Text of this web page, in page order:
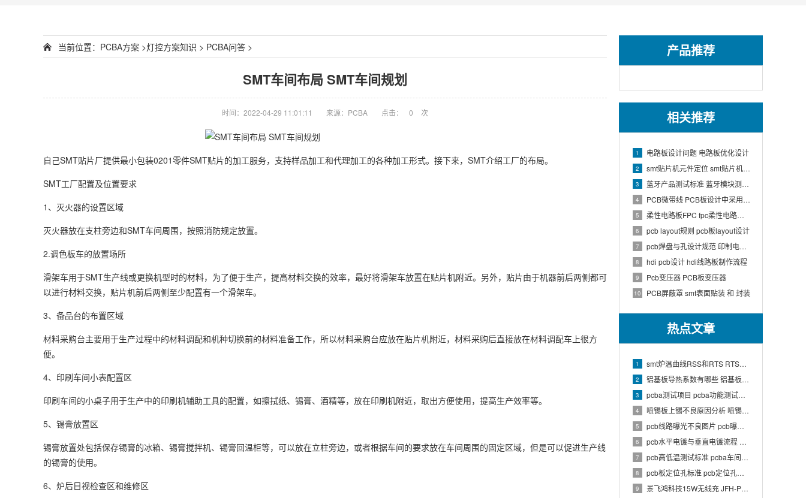
产品推荐
相关推荐
1 电路板设计问题 电路板优化设计
2 smt贴片机元件定位 smt贴片机结构
3 蓝牙产品测试标准 蓝牙模块测试方法
4 PCB微带线 PCB板设计中采用微带线和带状线,应用到什么原理
5 柔性电路板FPC fpc柔性电路板生产流程介绍
6 pcb layout规则 pcb板layout设计
7 pcb焊盘与孔设计规范 印制电路板上焊盘的大小及引线的孔径如何确定
8 hdi pcb设计 hdi线路板制作流程
9 Pcb变压器 PCB板变压器
10 PCB屏蔽罩 smt表面贴装 和 封装
热点文章
1 smt炉温曲线RSS和RTS RTS炉温曲线
2 铝基板导热系数有哪些 铝基板的导热系数和热阻
3 pcba测试项目 pcba功能测试有哪些项
4 喷锡板上锡不良原因分析 喷锡板不上锡处理
5 pcb线路曝光不良图片 pcb曝光工艺原理
6 pcb水平电镀与垂直电镀流程 pcb电镀工艺介绍
7 pcb高低温测试标准 pcba车间温湿度要求
8 pcb板定位孔标准 pcb定位孔和定位柱要求
9 景飞鸿科技15W无线充 JFH-PWC-TX033 1.0 PCBA 规格书
当前位置： PCBA方案 >灯控方案知识 > PCBA问答 >
SMT车间布局 SMT车间规划
时间：2022-04-29 11:01:11 来源：PCBA 点击： 0 次
自己SMT贴片厂提供最小包装0201零件SMT贴片的加工服务，支持样品加工和代理加工的各种加工形式。接下来，SMT介绍工厂的布局。
SMT工厂配置及位置要求
1、灭火器的设置区域
灭火器放在支柱旁边和SMT车间周围，按照消防规定放置。
2.调色板车的放置场所
滑架车用于SMT生产线或更换机型时的材料，为了便于生产，提高材料交换的效率，最好将滑架车放置在贴片机附近。另外，贴片由于机器前后两侧都可
以进行材料交换，贴片机前后两侧至少配置有一个滑架车。
3、备品台的布置区域
材料采购台主要用于生产过程中的材料调配和机种切换前的材料准备工作，所以材料采购台应放在贴片机附近，材料采购后直接放在材料调配车上很方
便。
4、印刷车间小表配置区
印刷车间的小桌子用于生产中的印刷机辅助工具的配置，如擦拭纸、锡膏、酒精等，放在印刷机附近，取出方便使用，提高生产效率等。
5、锡膏放置区
锡膏放置处包括保存锡膏的冰箱、锡膏搅拌机、锡膏回温柜等，可以放在立柱旁边，或者根据车间的要求放在车间周围的固定区域，但是可以促进生产线
的锡膏的使用。
6、炉后目视检查区和维修区